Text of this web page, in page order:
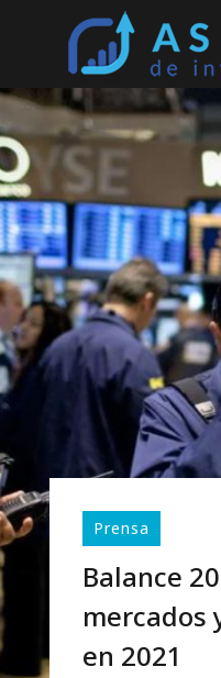
Prensa
Balance
mercados
en 2021